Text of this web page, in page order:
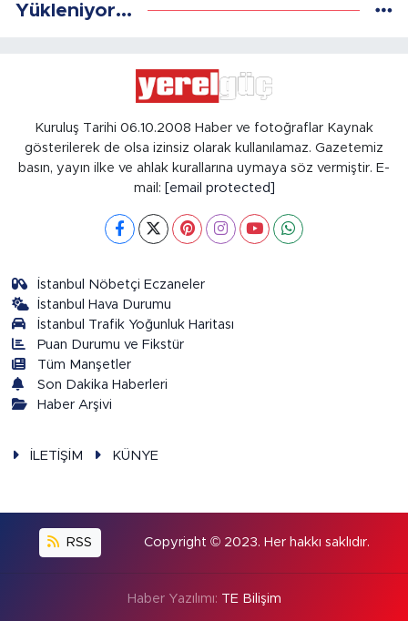
Yükleniyor...
Kuruluş Tarihi 06.10.2008 Haber ve fotoğraflar Kaynak
gösterilerek de olsa izinsiz olarak kullanılamaz. Gazetemiz
basın, yayın ilke ve ahlak kurallarına uymaya söz vermiştir. E-
mail: [email protected]
İstanbul Nöbetçi Eczaneler
İstanbul Hava Durumu
İstanbul Trafik Yoğunluk Haritası
Puan Durumu ve Fikstür
Tüm Manşetler
Son Dakika Haberleri
Haber Arşivi
İLETİŞİM KÜNYE
RSS Copyright © 2023. Her hakkı saklıdır.
Haber Yazılımı: TE Bilişim